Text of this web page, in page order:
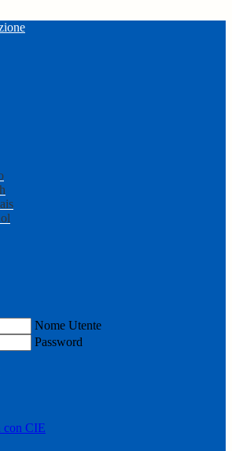
Nome Utente
Password
con CIE